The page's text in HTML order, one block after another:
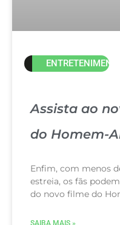
ENTRETENIMENTO
Assista ao
do Homem-
Enfim, com menos
estreia, os fãs
do novo filme do
SAIBA MAIS »